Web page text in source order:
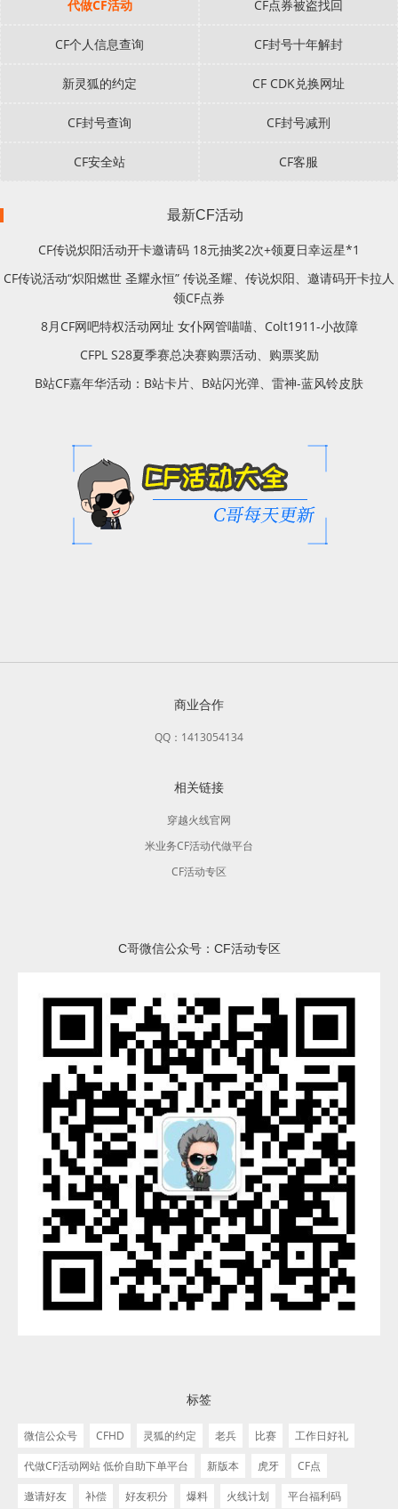
代做CF活动 CF点券被盗找回
CF个人信息查询 CF封号十年解封
新灵狐的约定 CF CDK兑换网址
CF封号查询 CF封号减刑
CF安全站 CF客服
最新CF活动
CF传说炽阳活动开卡邀请码 18元抽奖2次+领夏日幸运星*1
CF传说活动“炽阳燃世 圣耀永恒” 传说圣耀、传说炽阳、邀请码开卡拉人
领CF点券
8月CF网吧特权活动网址 女仆网管喵喵、Colt1911-小故障
CFPL S28夏季赛总决赛购票活动、购票奖励
B站CF嘉年华活动：B站卡片、B站闪光弹、雷神-蓝风铃皮肤
商业合作
QQ：1413054134
相关链接
穿越火线官网
米业务CF活动代做平台
CF活动专区
C哥微信公众号：CF活动专区
标签
微信公众号 CFHD 灵狐的约定 老兵 比赛
工作日好礼
代做CF活动网站 低价自助下单平台
新版本 虎牙
CF点
邀请好友
补偿 好友积分 爆料 火线计划 平台福利码